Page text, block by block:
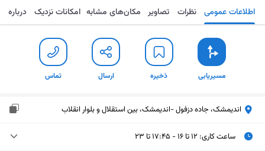
مسیریابی ذخیره ارسال تماس اطلاعات عمومی نظرات تصاویر مکان‌های مشابه امکانات نزدیک درباره
مسیریابی ذخیره ارسال تماس
اندیمشک، جاده دزفول -اندیمشک، بین استقلال و بلوار انقلاب
ساعت کاری: ۱۲ تا ۱۶ - ۱۷:۴۵ تا ۲۳